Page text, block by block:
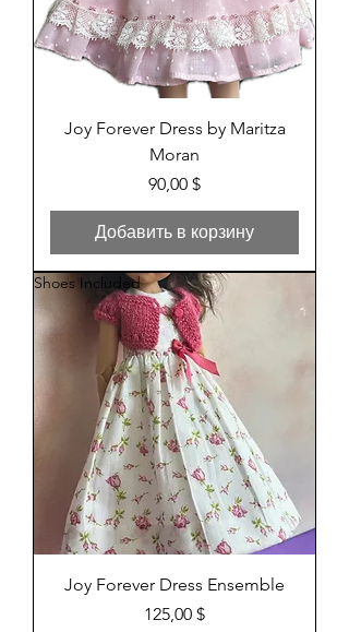
Joy Forever Dress by Maritza
Moran
Цена
90,00 $
Добавить в корзину
Shoes Included
Joy Forever Dress Ensemble
Цена
125,00 $